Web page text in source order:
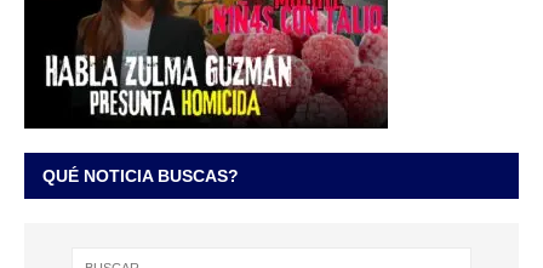
QUÉ NOTICIA BUSCAS?